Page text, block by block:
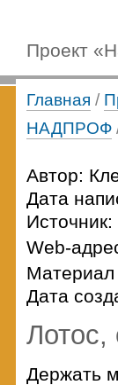
Проект
Главная /
НАДПРОФ
Автор:
Дата
Web-
Материал
Дата
Лотос,
Держать